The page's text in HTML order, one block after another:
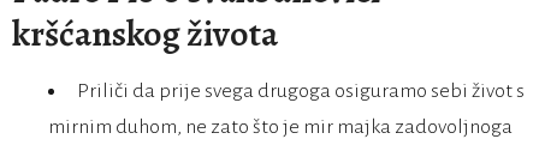
kršćanskog života
Priliči da prije svega drugoga osiguramo sebi život s
mirnim duhom, ne zato što je mir majka zadovoljnoga